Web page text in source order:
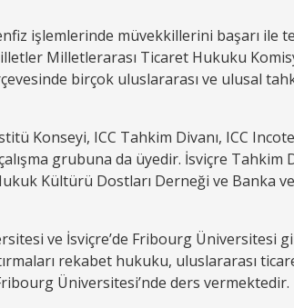
işlemlerinde müvekkillerini başarı ile
Milletlerarası Ticaret Hukuku
birçok uluslararası ve ulusal
Konseyi, ICC Tahkim Divanı, ICC
grubuna da üyedir. İsviçre Tahkim
Kültürü Dostları Derneği ve Banka
ve İsviçre’de Fribourg Üniversitesi
rekabet hukuku, uluslararası
Üniversitesi’nde ders vermektedir.